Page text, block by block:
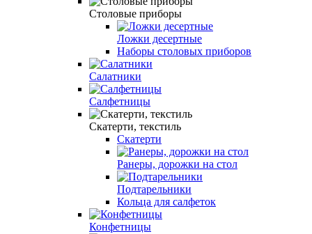
Столовые приборы
Ложки десертные
Наборы столовых приборов
Салатники
Салфетницы
Скатерти, текстиль
Скатерти
Ранеры, дорожки на стол
Подтарельники
Кольца для салфеток
Конфетницы